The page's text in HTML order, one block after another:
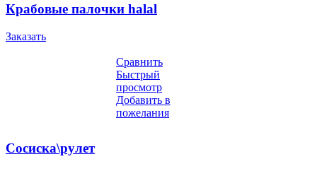
Крабовые палочки halal
Заказать
Сравнить
Быстрый
просмотр
Добавить в
пожелания
Сосиска\рулет